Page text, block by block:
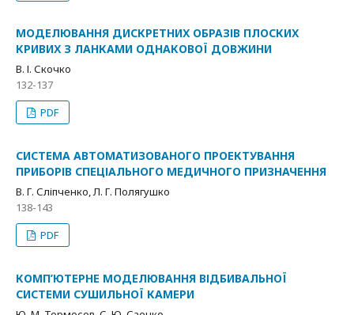
МОДЕЛЮВАННЯ ДИСКРЕТНИХ ОБРАЗІВ ПЛОСКИХ
КРИВИХ З ЛАНКАМИ ОДНАКОВОЇ ДОВЖИНИ
В. І. Скочко
132-137
PDF
СИСТЕМА АВТОМАТИЗОВАНОГО ПРОЕКТУВАННЯ
ПРИБОРІВ СПЕЦІАЛЬНОГО МЕДИЧНОГО ПРИЗНАЧЕННЯ
В. Г. Сліпченко, Л. Г. Полягушко
138-143
PDF
КОМП’ЮТЕРНЕ МОДЕЛЮВАННЯ ВІДБИВАЛЬНОЇ
СИСТЕМИ СУШИЛЬНОЇ КАМЕРИ